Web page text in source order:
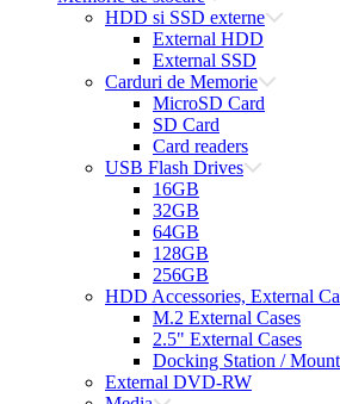
HDD si SSD externe
External HDD
External SSD
Carduri de Memorie
MicroSD Card
SD Card
Card readers
USB Flash Drives
16GB
32GB
64GB
128GB
256GB
HDD Accessories, External
M.2 External Cases
2.5" External Cases
Docking Station /
External DVD-RW